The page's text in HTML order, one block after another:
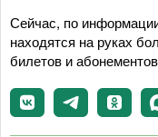
Сейчас, по
находятся на руках
билетов и